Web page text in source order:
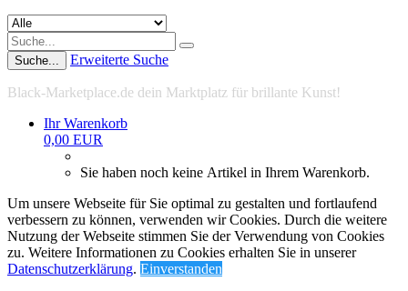
Suche... Erweiterte Suche
Black-Marketplace.de dein Marktplatz für brillante Kunst!
Ihr Warenkorb
0,00 EUR
Sie haben noch keine Artikel in Ihrem Warenkorb.
Um unsere Webseite für Sie optimal zu gestalten und fortlaufend
verbessern zu können, verwenden wir Cookies. Durch die weitere
Nutzung der Webseite stimmen Sie der Verwendung von Cookies
zu. Weitere Informationen zu Cookies erhalten Sie in unserer
Datenschutzerklärung. Einverstanden